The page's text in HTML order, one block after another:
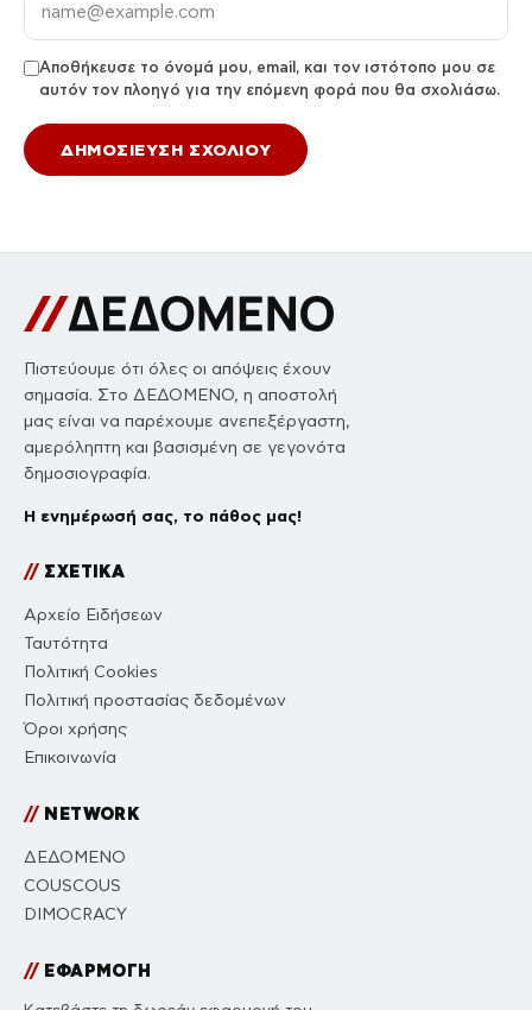
Αποθήκευσε το όνομά μου, email, και τον ιστότοπο μου σε
αυτόν τον πλοηγό για την επόμενη φορά που θα σχολιάσω.
Πιστεύουμε ότι όλες οι απόψεις έχουν
σημασία. Στο ΔΕΔΟΜΕΝΟ, η αποστολή
μας είναι να παρέχουμε ανεπεξέργαστη,
αμερόληπτη και βασισμένη σε γεγονότα
δημοσιογραφία.
Η ενημέρωσή σας, το πάθος μας!
//ΣΧΕΤΙΚΑ
Αρχείο Ειδήσεων
Ταυτότητα
Πολιτική Cookies
Πολιτική προστασίας δεδομένων
Όροι χρήσης
Επικοινωνία
//NETWORK
ΔΕΔΟΜΕΝΟ
COUSCOUS
DIMOCRACY
//ΕΦΑΡΜΟΓΗ